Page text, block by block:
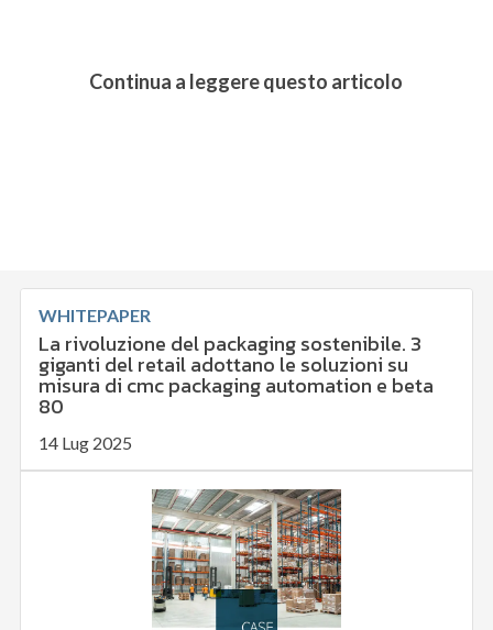
Continua a leggere questo articolo
WHITEPAPER
La rivoluzione del packaging sostenibile. 3
giganti del retail adottano le soluzioni su
misura di cmc packaging automation e beta
80
14 Lug 2025